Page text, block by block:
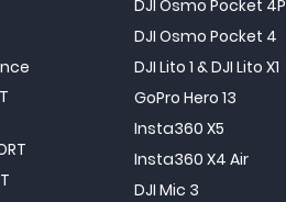
DJI Osmo Pocket 4P
DJI Osmo Pocket 4
DJI Lito 1 & DJI Lito X1
GoPro Hero 13
Insta360 X5
Insta360 X4 Air
DJI Mic 3